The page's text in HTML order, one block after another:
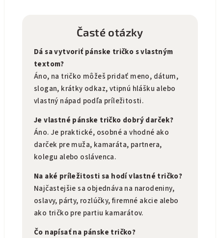
Časté otázky
Dá sa vytvoriť pánske tričko s vlastným
textom?
Áno, na tričko môžeš pridať meno, dátum,
slogan, krátky odkaz, vtipnú hlášku alebo
vlastný nápad podľa príležitosti.
Je vlastné pánske tričko dobrý darček?
Áno. Je praktické, osobné a vhodné ako
darček pre muža, kamaráta, partnera,
kolegu alebo oslávenca.
Na aké príležitosti sa hodí vlastné tričko?
Najčastejšie sa objednáva na narodeniny,
oslavy, párty, rozlúčky, firemné akcie alebo
ako tričko pre partiu kamarátov.
Čo napísať na pánske tričko?